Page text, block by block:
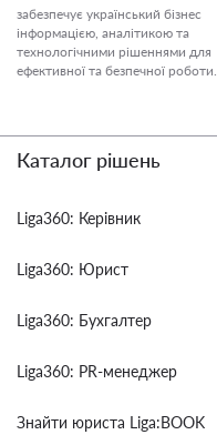
забезпечує український бізнес
інформацією, аналітикою та
технологічними рішеннями для
ефективної та безпечної роботи.
Каталог рішень
Liga360: Керівник
Liga360: Юрист
Liga360: Бухгалтер
Liga360: PR-менеджер
Знайти юриста Liga:BOOK